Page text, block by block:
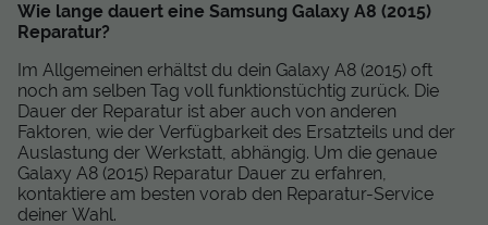
Wie lange dauert eine Samsung Galaxy A8 (2015)
Reparatur?
Im Allgemeinen erhältst du dein Galaxy A8 (2015) oft
noch am selben Tag voll funktionstüchtig zurück. Die
Dauer der Reparatur ist aber auch von anderen
Faktoren, wie der Verfügbarkeit des Ersatzteils und der
Auslastung der Werkstatt, abhängig. Um die genaue
Galaxy A8 (2015) Reparatur Dauer zu erfahren,
kontaktiere am besten vorab den Reparatur-Service
deiner Wahl.